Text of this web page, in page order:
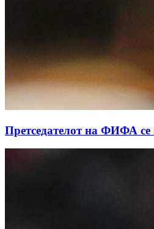
Претседателот на ФИФА се